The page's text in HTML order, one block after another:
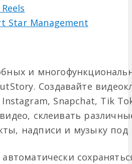
Star Management
и
Создавайте
Snapchat, Tik
склеивать
надписи и музыку под